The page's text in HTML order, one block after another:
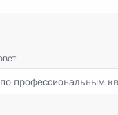
профессиональным